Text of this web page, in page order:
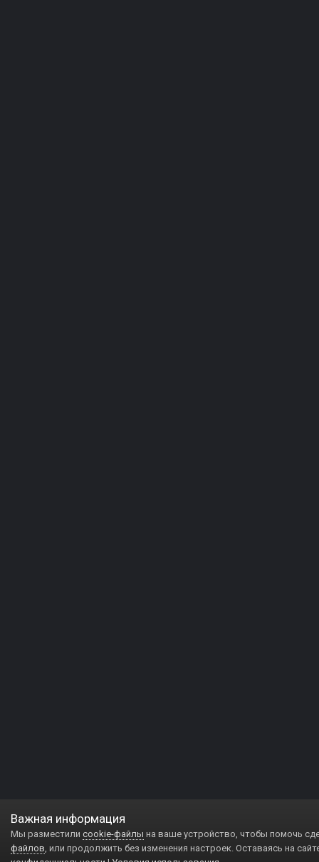
Важная информация
Мы разместили cookie-файлы на ваше устройство, чтобы помочь
файлов, или продолжить без изменения настроек. Оставаясь на